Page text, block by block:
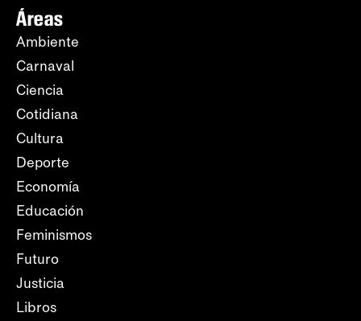
Áreas
Ambiente
Carnaval
Ciencia
Cotidiana
Cultura
Deporte
Economía
Educación
Feminismos
Futuro
Justicia
Libros